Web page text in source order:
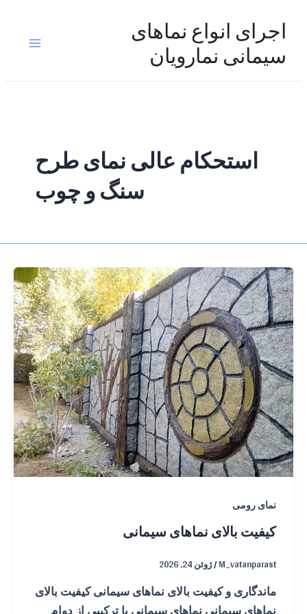
اجرای انواع نماهای
سیمانی نمارویان
Main
استحکام عالی نمای طرح
سنگ و چوب
نمای رومی
کیفیت بالای نماهای سیمانی
M_vatanparast
/ژوئن 24, 2026
ماندگاری و کیفیت بالای نماهای سیمانی کیفیت بالای